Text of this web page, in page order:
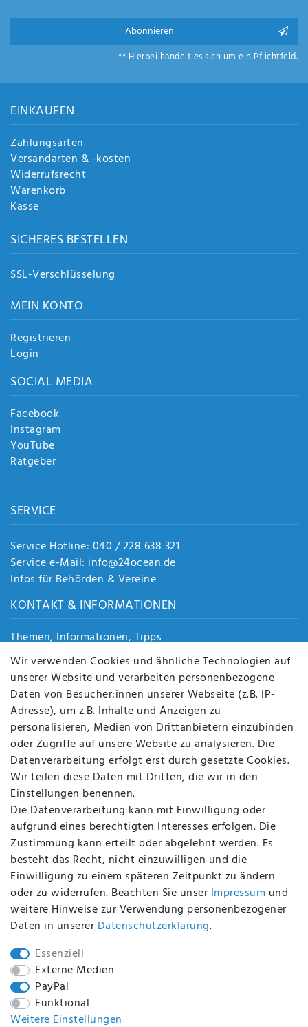
Abonnieren
** Hierbei handelt es sich um ein Pflichtfeld.
EINKAUFEN
Zahlungsarten
Versandarten & -kosten
Widerrufsrecht
Warenkorb
Kasse
SICHERES BESTELLEN
SSL-Verschlüsselung
MEIN KONTO
Registrieren
Login
SOCIAL MEDIA
Facebook
Instagram
YouTube
Ratgeber
SERVICE
Service Hotline: 040 / 228 638 321
Service e-Mail: info@24ocean.de
Infos für Behörden & Vereine
KONTAKT & INFORMATIONEN
Themen, Informationen, Tipps
Jobs
Über uns
Kontakt
Datenschutz
AGB
FAQ
Batterieentsorgung
Altölverordnung
Impressum
BEQUEM UND SICHER BEZAHLEN MIT
BEI UNS SIND SIE SICHER!
WIR VERSENDEN MIT
Wir verwenden Cookies und ähnliche Technologien auf
unserer Website und verarbeiten personenbezogene
Daten von Besucher:innen unserer Webseite (z.B. IP-
Adresse), um z.B. Inhalte und Anzeigen zu
personalisieren, Medien von Drittanbietern einzubinden
oder Zugriffe auf unsere Website zu analysieren. Die
Datenverarbeitung erfolgt erst durch gesetzte Cookies.
Wir teilen diese Daten mit Dritten, die wir in den
Einstellungen benennen.
Die Datenverarbeitung kann mit Einwilligung oder
aufgrund eines berechtigten Interesses erfolgen. Die
Zustimmung kann erteilt oder abgelehnt werden. Es
besteht das Recht, nicht einzuwilligen und die
Einwilligung zu einem späteren Zeitpunkt zu ändern
oder zu widerrufen. Beachten Sie unser Impressum und
weitere Hinweise zur Verwendung personenbezogener
Daten in unserer Daten­schutz­erklärung.
Essenziell
Externe Medien
PayPal
Funktional
Weitere Einstellungen